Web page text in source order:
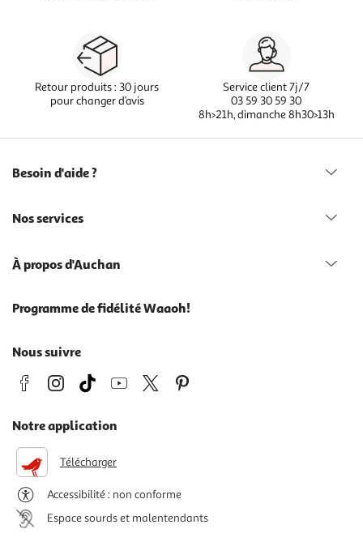
Retour produits : 30 jours
pour changer d’avis
Service client 7j/7
03 59 30 59 30
8h>21h, dimanche 8h30>13h
Besoin d'aide ?
Nos services
À propos d'Auchan
Programme de fidélité Waaoh!
Nous suivre
Notre application
Télécharger
Accessibilité : non conforme
Espace sourds et malentendants